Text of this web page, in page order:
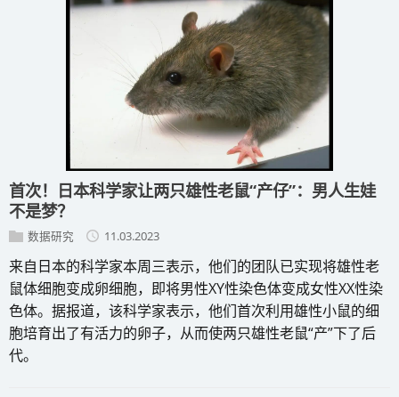
首次！日本科学家让两只雄性老鼠“产仔”：男人生娃
不是梦？
数据研究 11.03.2023
来自日本的科学家本周三表示，他们的团队已实现将雄性老
鼠体细胞变成卵细胞，即将男性XY性染色体变成女性XX性染
色体。据报道，该科学家表示，他们首次利用雄性小鼠的细
胞培育出了有活力的卵子，从而使两只雄性老鼠“产”下了后
代。